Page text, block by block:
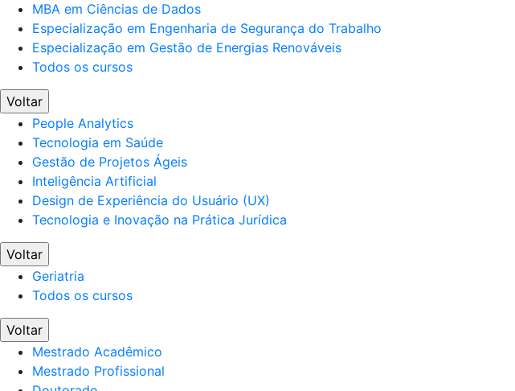
MBA em Ciências de Dados
Especialização em Engenharia de Segurança do Trabalho
Especialização em Gestão de Energias Renováveis
Todos os cursos
Voltar
People Analytics
Tecnologia em Saúde
Gestão de Projetos Ágeis
Inteligência Artificial
Design de Experiência do Usuário (UX)
Tecnologia e Inovação na Prática Jurídica
Voltar
Geriatria
Todos os cursos
Voltar
Mestrado Acadêmico
Mestrado Profissional